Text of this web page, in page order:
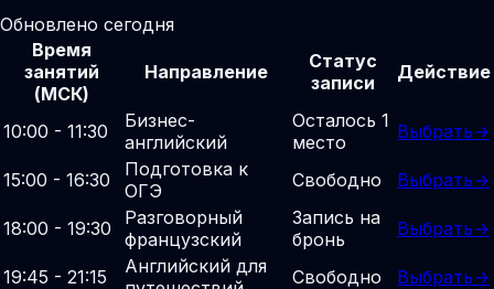
Обновлено сегодня
Время
занятий
(МСК)
Направление
Статус
записи
Действие
10:00 - 11:30
Бизнес-
английский
Осталось 1
место
Выбрать→
15:00 - 16:30
Подготовка к
ОГЭ
Свободно Выбрать→
18:00 - 19:30
Разговорный
французский
Запись на
бронь
Выбрать→
19:45 - 21:15
Английский для
Свободно Выбрать→